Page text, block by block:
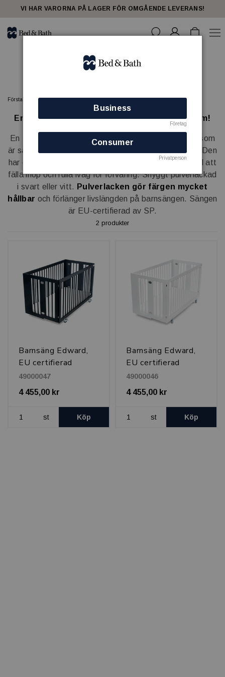
share23VI HAR VARORNA PÅ LAGER FÖR OMGÅENDE LEVERANS!
Barnsängar
Förstasidan SOVRUM Barnsängar
En designad och stilren barnsäng för hotellrum!
En stabil, robust och hopfällbar
barnsäng i MDF som
är särskilt anpassad för hotell och mindre utrymmen. Den
har en genomtänkt konstruktion som gör den är enkel att
fälla ihop och rulla iväg för förvaring. Snyggt pulverlackad
i svart eller vitt. Pulverlacken gör färgen mycket
hållbar och förlänger livslängden på barnsängen. Sängen
är EU-certifierad av SP.
2 produkter
Barnsäng Edward,
EU certifierad
genom SP, Svart
49000047
4 455,00 kr
st Köp
Barnsäng Edward,
EU certifierad
genom SP, Vit
49000046
4 455,00 kr
st Köp
Business
Företag
Consumer
Privatperson